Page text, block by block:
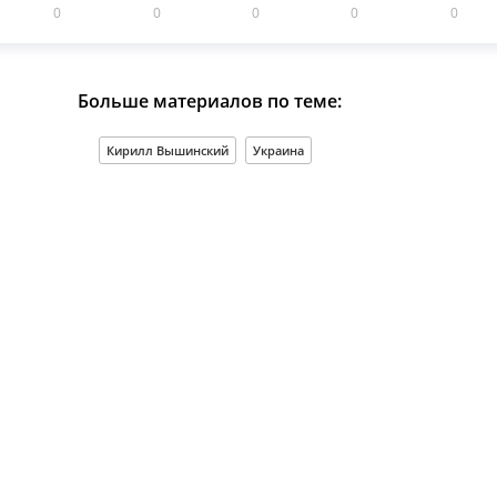
0 0 0 0 0
Больше материалов по теме:
Кирилл Вышинский Украина